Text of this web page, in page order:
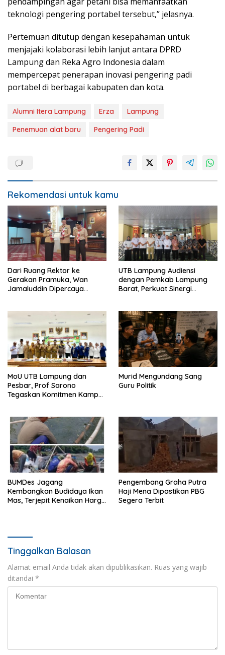
teknologi pengering portabel tersebut,” jelasnya.
Pertemuan ditutup dengan kesepahaman untuk
menjajaki kolaborasi lebih lanjut antara DPRD
Lampung dan Reka Agro Indonesia dalam
mempercepat penerapan inovasi pengering padi
portabel di berbagai kabupaten dan kota.
Alumni Itera Lampung Erza
Lampung
Penemuan alat baru
Pengering Padi
Rekomendasi untuk kamu
Dari Ruang Rektor ke
Gerakan Pramuka, Wan
Jamaluddin Dipercaya
UTB Lampung Audiensi
dengan Pemkab Lampung
Barat, Perkuat Sinergi
MoU UTB Lampung dan
Pesbar, Prof Sarono
Tegaskan Komitmen Kampus
Murid Mengundang Sang
Guru Politik
BUMDes Jagang
Kembangkan Budidaya Ikan
Mas, Terjepit Kenaikan Harga
Pengembang Graha Putra
Haji Mena Dipastikan PBG
Segera Terbit
Tinggalkan Balasan
Alamat email Anda tidak akan dipublikasikan. Ruas yang wajib
ditandai *